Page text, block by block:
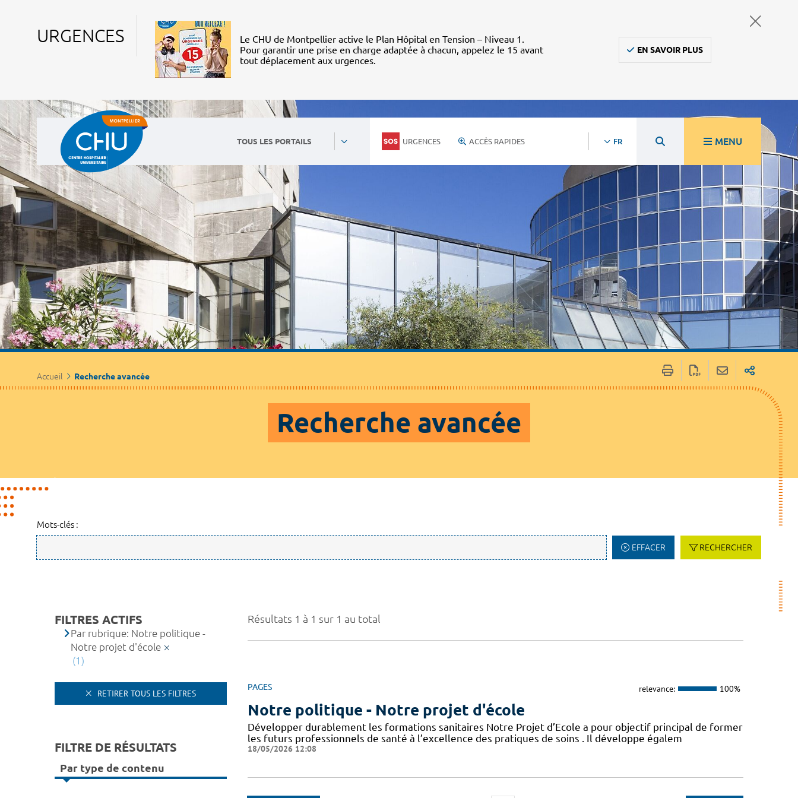
URGENCES
Le CHU de Montpellier active le Plan Hôpital en Tension – Niveau 1.
Pour garantir une prise en charge adaptée à chacun, appelez le 15 avant
tout déplacement aux urgences.
EN SAVOIR PLUS
TOUS LES PORTAILS URGENCES ACCÈS RAPIDES FR MENU
Accueil Recherche avancée
Recherche avancée
Mots-clés :
EFFACER RECHERCHER
Résultats 1 à 1 sur 1 au total
PAGES relevance: 100%
Notre politique - Notre projet d'école
Développer durablement les formations sanitaires Notre Projet d’Ecole a pour objectif principal de former
les futurs professionnels de santé à l’excellence des pratiques de soins . Il développe égalem
18/05/2026 12:08
FILTRES ACTIFS
Par rubrique: Notre politique -
Notre projet d'école
(1)
RETIRER TOUS LES FILTRES
FILTRE DE RÉSULTATS
Par type de contenu